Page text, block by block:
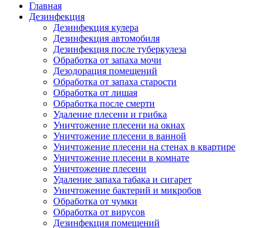
Главная
Дезинфекция
Дезинфекция кулера
Дезинфекция автомобиля
Дезинфекция после туберкулеза
Обработка от запаха мочи
Дезодорация помещений
Обработка от запаха старости
Обработка от лишая
Обработка после смерти
Удаление плесени и грибка
Уничтожение плесени на окнах
Уничтожение плесени в ванной
Уничтожение плесени на стенах в квартире
Уничтожение плесени в комнате
Уничтожение плесени
Удаление запаха табака и сигарет
Уничтожение бактерий и микробов
Обработка от чумки
Обработка от вирусов
Дезинфекция помещений